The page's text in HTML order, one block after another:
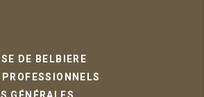
DE BELBIERE